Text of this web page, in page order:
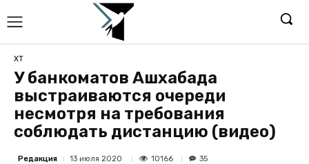
ХТ
У банкоматов Ашхабада
выстраиваются очереди
несмотря на требования
соблюдать дистанцию (видео)
Редакция 13 июля 2020 10166 35